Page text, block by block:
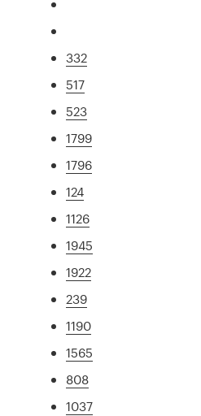
332
517
523
1799
1796
124
1126
1945
1922
239
1190
1565
808
1037